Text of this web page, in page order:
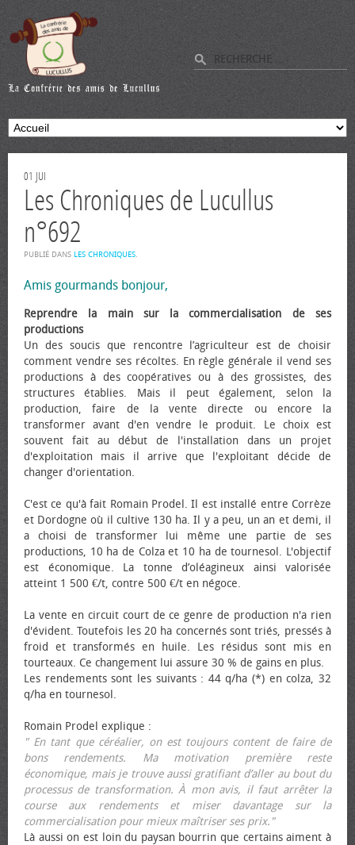
01 JUI
Les Chroniques de Lucullus
n°692
PUBLIÉ DANS LES CHRONIQUES.
Amis gourmands bonjour,
Reprendre la main sur la commercialisation de ses
productions
Un des soucis que rencontre l’agriculteur est de choisir
comment vendre ses récoltes. En règle générale il vend ses
productions à des coopératives ou à des grossistes, des
structures établies. Mais il peut également, selon la
production, faire de la vente directe ou encore la
transformer avant d'en vendre le produit. Le choix est
souvent fait au début de l'installation dans un projet
d'exploitation mais il arrive que l'exploitant décide de
changer d'orientation.
C'est ce qu'à fait Romain Prodel. Il est installé entre Corrèze
et Dordogne où il cultive 130 ha. Il y a peu, un an et demi, il
a choisi de transformer lui même une partie de ses
productions, 10 ha de Colza et 10 ha de tournesol. L'objectif
est économique. La tonne d’oléagineux ainsi valorisée
atteint 1 500 €/t, contre 500 €/t en négoce.
La vente en circuit court de ce genre de production n'a rien
d'évident. Toutefois les 20 ha concernés sont triés, pressés à
froid et transformés en huile. Les résidus sont mis en
tourteaux. Ce changement lui assure 30 % de gains en plus.
Les rendements sont les suivants : 44 q/ha (*) en colza, 32
q/ha en tournesol.
Romain Prodel explique :
" En tant que céréalier, on est toujours content de faire de
bons rendements. Ma motivation première reste
économique, mais je trouve aussi gratifiant d’aller au bout du
processus de transformation. À mon avis, il faut arrêter la
course aux rendements et miser davantage sur la
commercialisation pour mieux maîtriser ses prix."
Là aussi on est loin du paysan bourrin que certains aiment à